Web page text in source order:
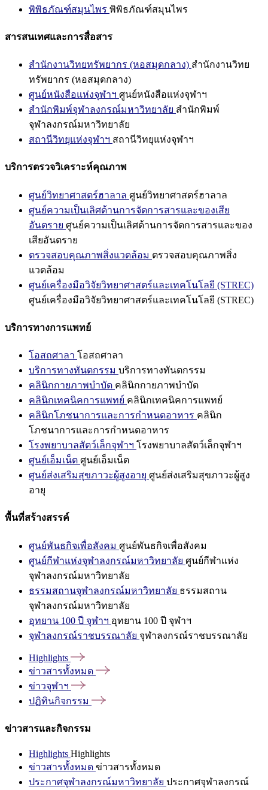
พิพิธภัณฑ์สมุนไพร พิพิธภัณฑ์สมุนไพร
สารสนเทศและการสื่อสาร
สำนักงานวิทยทรัพยากร (หอสมุดกลาง) สำนักงานวิทย
ทรัพยากร (หอสมุดกลาง)
ศูนย์หนังสือแห่งจุฬาฯ ศูนย์หนังสือแห่งจุฬาฯ
สำนักพิมพ์จุฬาลงกรณ์มหาวิทยาลัย สำนักพิมพ์
จุฬาลงกรณ์มหาวิทยาลัย
สถานีวิทยุแห่งจุฬาฯ สถานีวิทยุแห่งจุฬาฯ
บริการตรวจวิเคราะห์คุณภาพ
ศูนย์วิทยาศาสตร์ฮาลาล ศูนย์วิทยาศาสตร์ฮาลาล
ศูนย์ความเป็นเลิศด้านการจัดการสารและของเสีย
อันตราย ศูนย์ความเป็นเลิศด้านการจัดการสารและของ
เสียอันตราย
ตรวจสอบคุณภาพสิ่งแวดล้อม ตรวจสอบคุณภาพสิ่ง
แวดล้อม
ศูนย์เครื่องมือวิจัยวิทยาศาสตร์และเทคโนโลยี (STREC)
ศูนย์เครื่องมือวิจัยวิทยาศาสตร์และเทคโนโลยี (STREC)
บริการทางการแพทย์
โอสถศาลา โอสถศาลา
บริการทางทันตกรรม บริการทางทันตกรรม
คลินิกกายภาพบำบัด คลินิกกายภาพบำบัด
คลินิกเทคนิคการแพทย์ คลินิกเทคนิคการแพทย์
คลินิกโภชนาการและการกำหนดอาหาร คลินิก
โภชนาการและการกำหนดอาหาร
โรงพยาบาลสัตว์เล็กจุฬาฯ โรงพยาบาลสัตว์เล็กจุฬาฯ
ศูนย์เอ็มเน็ต ศูนย์เอ็มเน็ต
ศูนย์ส่งเสริมสุขภาวะผู้สูงอายุ ศูนย์ส่งเสริมสุขภาวะผู้สูง
อายุ
พื้นที่สร้างสรรค์
ศูนย์พันธกิจเพื่อสังคม ศูนย์พันธกิจเพื่อสังคม
ศูนย์กีฬาแห่งจุฬาลงกรณ์มหาวิทยาลัย ศูนย์กีฬาแห่ง
จุฬาลงกรณ์มหาวิทยาลัย
ธรรมสถานจุฬาลงกรณ์มหาวิทยาลัย ธรรมสถาน
จุฬาลงกรณ์มหาวิทยาลัย
อุทยาน 100 ปี จุฬาฯ อุทยาน 100 ปี จุฬาฯ
จุฬาลงกรณ์ราชบรรณาลัย จุฬาลงกรณ์ราชบรรณาลัย
Highlights
ข่าวสารทั้งหมด
ข่าวจุฬาฯ
ปฏิทินกิจกรรม
ข่าวสารและกิจกรรม
Highlights Highlights
ข่าวสารทั้งหมด ข่าวสารทั้งหมด
ประกาศจุฬาลงกรณ์มหาวิทยาลัย ประกาศจุฬาลงกรณ์